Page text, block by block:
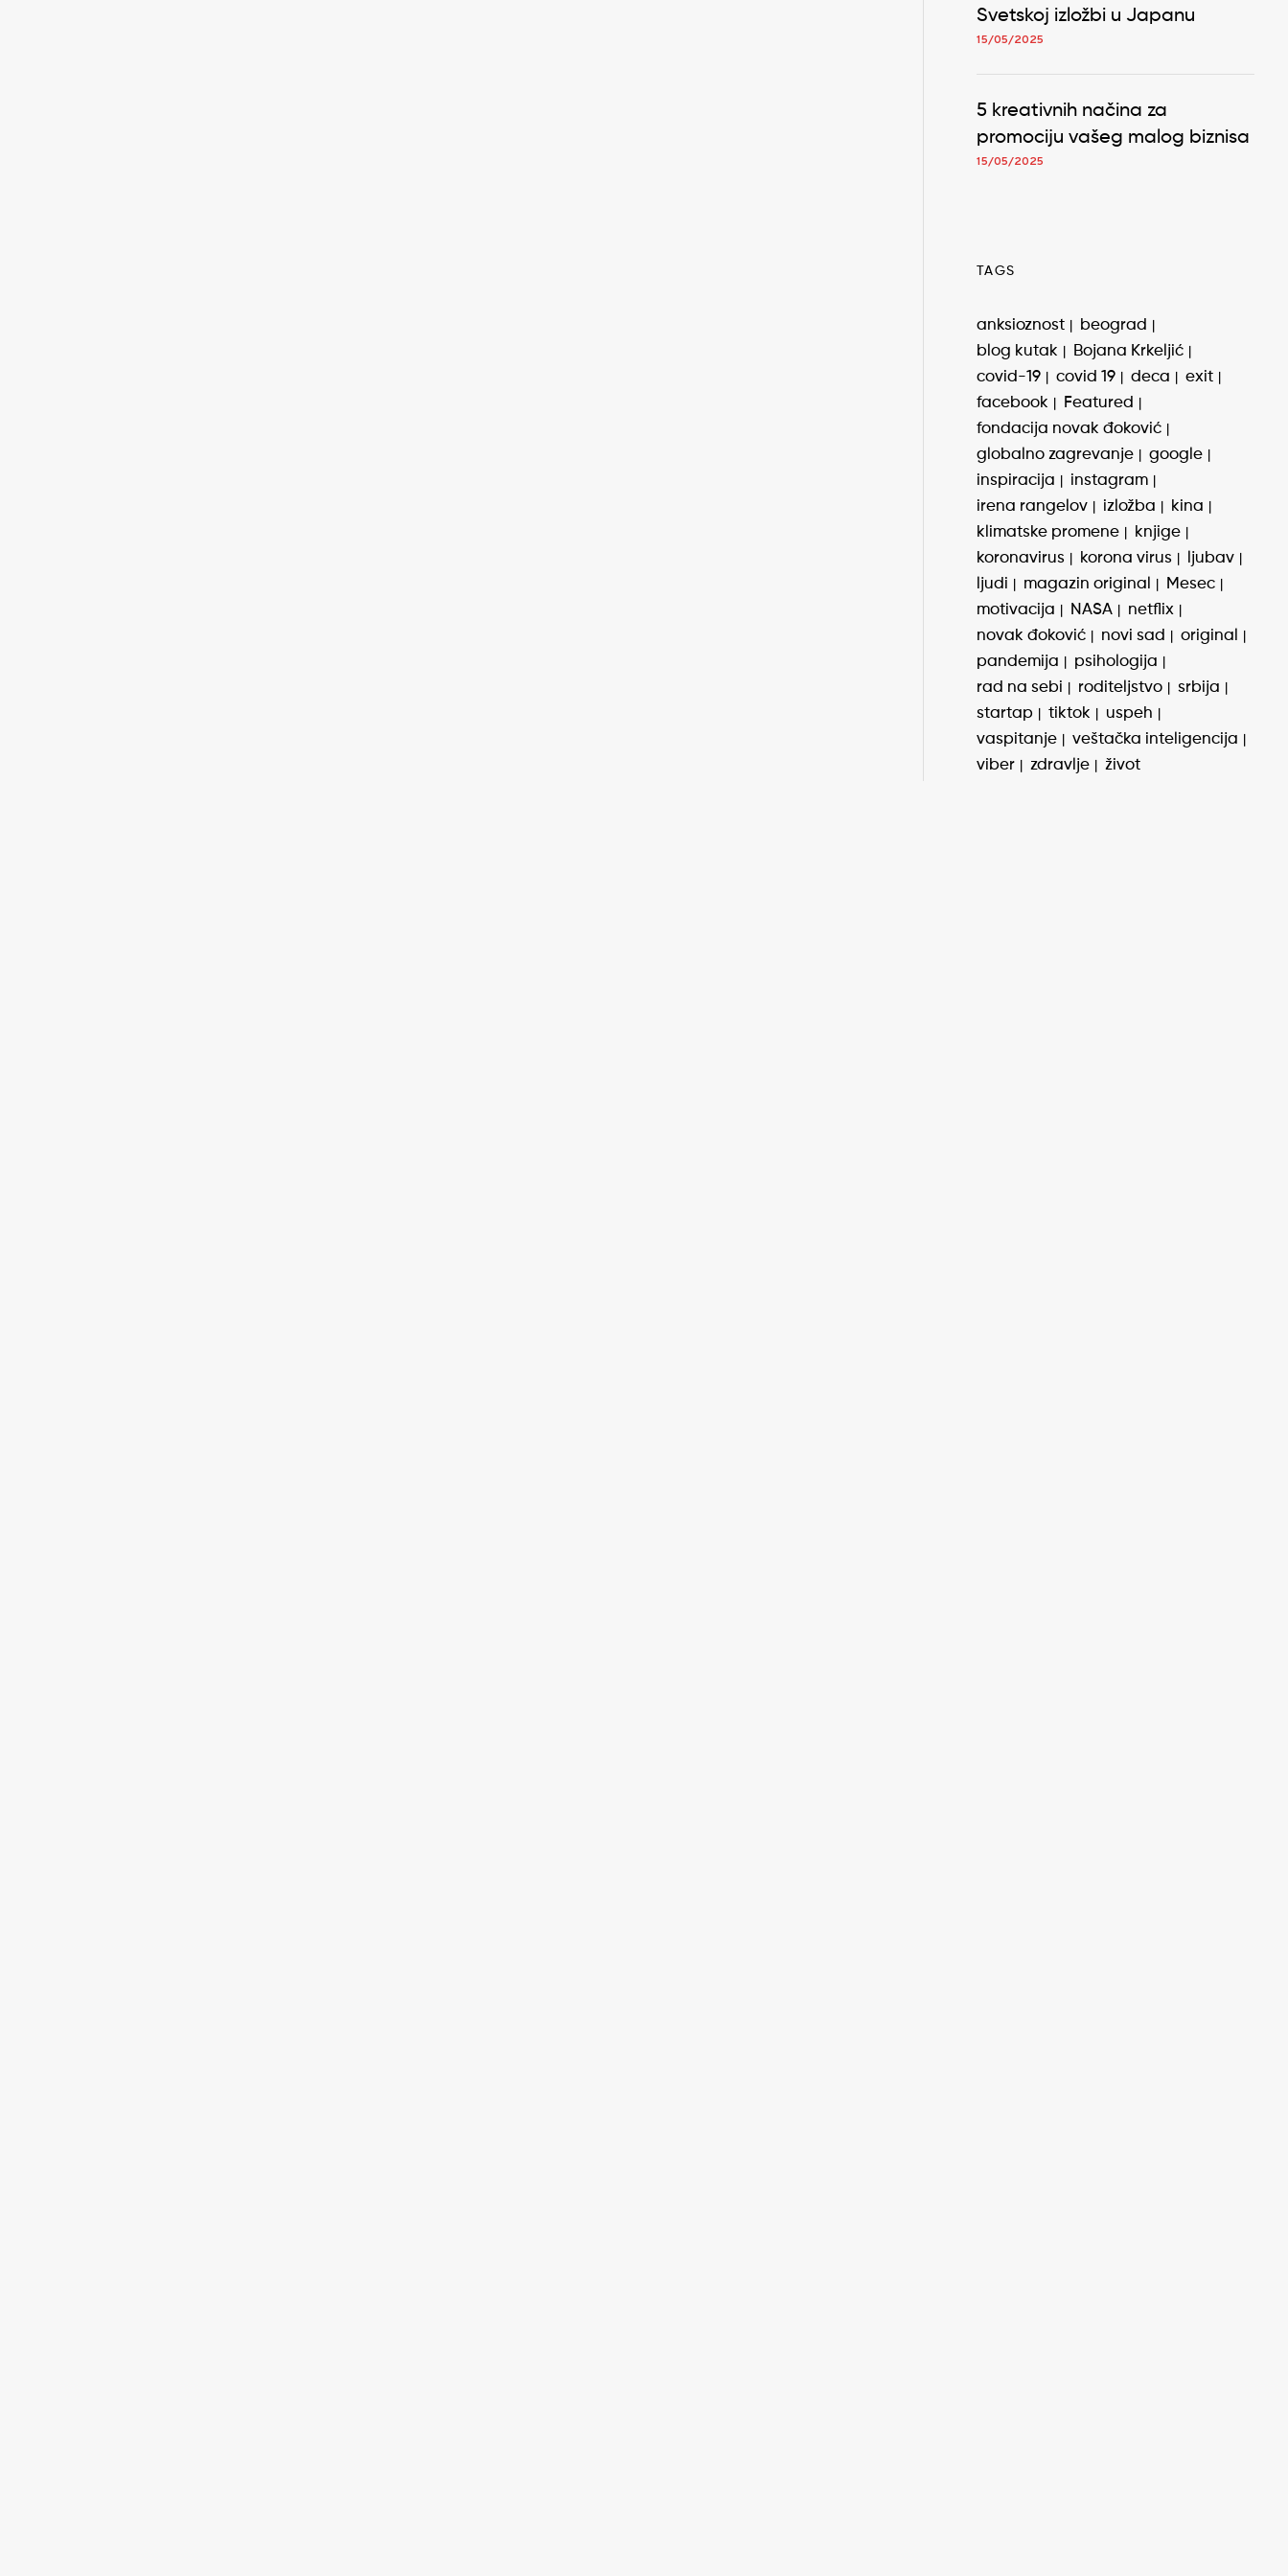
Svetskoj izložbi u Japanu
15/05/2025
5 kreativnih načina za
promociju vašeg malog biznisa
15/05/2025
TAGS
anksioznost
beograd
blog kutak
Bojana Krkeljić
covid-19
covid 19 deca
exit
facebook
Featured
fondacija novak đoković
globalno zagrevanje
google
inspiracija
instagram
irena rangelov
izložba
kina
klimatske promene
knjige
koronavirus
korona virus
ljubav
ljudi
magazin original
Mesec
motivacija
NASA
netflix
novak đoković
novi sad
original
pandemija
psihologija
rad na sebi
roditeljstvo
srbija
startap
tiktok
uspeh
vaspitanje
veštačka inteligencija
viber
zdravlje život